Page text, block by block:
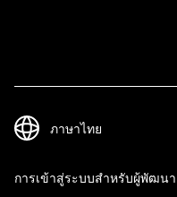
การเข้าสู่ระบบสำหรับผู้พัฒนา